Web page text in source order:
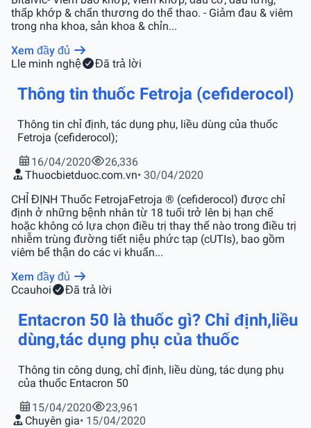
thấp khớp & chấn thương do thể thao. - Giảm đau & viêm
trong nha khoa, sản khoa & chỉn...
Xem đầy đủ
Lle minh nghệ Đã trả lời
Thông tin thuốc Fetroja (cefiderocol)
Thông tin chỉ định, tác dụng phụ, liều dùng của thuốc
Fetroja (cefiderocol);
16/04/2020
26,336
Thuocbietduoc.com.vn• 30/04/2020
CHỈ ĐỊNH Thuốc FetrojaFetroja ® (cefiderocol) được chỉ
định ở những bệnh nhân từ 18 tuổi trở lên bị hạn chế
hoặc không có lựa chọn điều trị thay thế nào trong điều trị
nhiễm trùng đường tiết niệu phức tạp (cUTIs), bao gồm
viêm bể thận do các vi khuẩn...
Xem đầy đủ
Ccauhoi Đã trả lời
Entacron 50 là thuốc gì? Chỉ định,liều
dùng,tác dụng phụ của thuốc
Thông tin công dụng, chỉ định, liều dùng, tác dụng phụ
của thuốc Entacron 50
15/04/2020
23,961
Chuyên gia• 15/04/2020